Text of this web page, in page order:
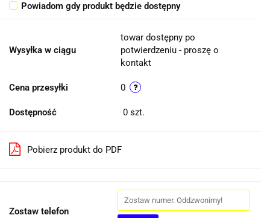
Powiadom gdy produkt będzie dostępny
Wysyłka w ciągu
towar dostępny po
potwierdzeniu - proszę o
kontakt
Cena przesyłki 0
Dostępność 0 szt.
Pobierz produkt do PDF
Zostaw telefon